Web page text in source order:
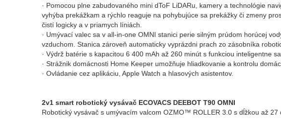
· Pomocou plne zabudovaného mini dToF LiDARu, kamery a technológie
vyhýba prekážkam a rýchlo reaguje na pohybujúce sa prekážky či zmeny
čistí logicky a v priamych líniách.
· Umývací valec sa v all-in-one OMNI stanici perie silným prúdom horúcej
vzduchom. Stanica zároveň automaticky vyprázdni prach zo zásobníka
· Výdrž batérie s kapacitou 6 400 mAh až 260 minút s funkciou inteligentne
· Strážnik domácnosti Home Keeper umožňuje hliadkovanie a kontrolu
· Ovládanie cez aplikáciu, Apple Watch a hlasových asistentov.
2v1 smart robotický vysávač ECOVACS DEEBOT T90 OMNI
Robotický vysávač s umývacím valcom OZMO™ ROLLER 3.0 s dĺžkou až